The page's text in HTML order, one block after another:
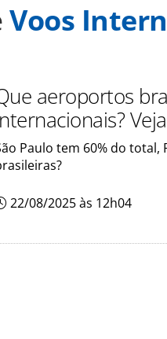
Voos
aeroportos
Paulo tem 60% do total,
22/08/2025 às 12h04